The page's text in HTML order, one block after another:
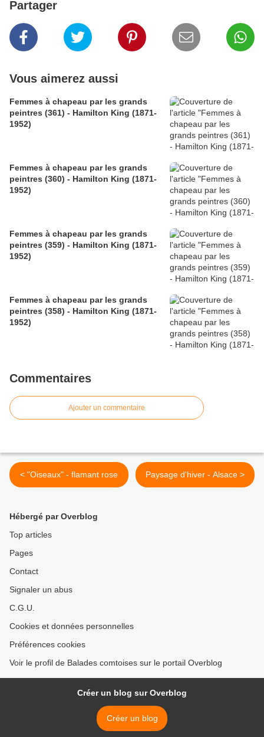
Partager
Vous aimerez aussi
Femmes à chapeau par les grands
peintres (361) - Hamilton King (1871-
1952)
Femmes à chapeau par les grands
peintres (360) - Hamilton King (1871-
1952)
Femmes à chapeau par les grands
peintres (359) - Hamilton King (1871-
1952)
Femmes à chapeau par les grands
peintres (358) - Hamilton King (1871-
1952)
Commentaires
Ajouter un commentaire
< "Oiseaux" - flamant rose Paysage d'hiver - Alsace >
Hébergé par Overblog
Top articles
Pages
Contact
Signaler un abus
C.G.U.
Cookies et données personnelles
Préférences cookies
Voir le profil de Balades comtoises sur le portail Overblog
Créer un blog sur Overblog
Créer un blog